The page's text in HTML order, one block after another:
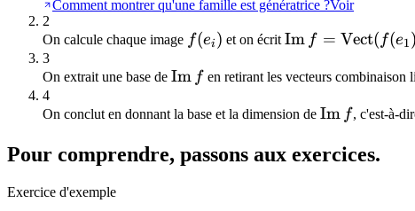
Comment montrer qu'une famille est génératrice ?Voir
2
On calcule chaque image f(e_i)
f(ei ) et on écrit Im f = Vect( f(e1)
3
On extrait une base de \mathrm{Im}\,f
Im f en retirant les vecteurs combinaison
4
On conclut en donnant la base et la dimension de Im f, c'est-à-
Pour comprendre, passons aux exercices.
Exercice d'exemple